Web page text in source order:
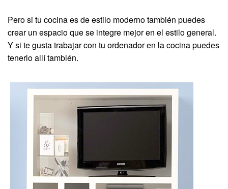
Pero si tu cocina es de estilo moderno también puedes
crear un espacio que se integre mejor en el estilo general.
Y si te gusta trabajar con tu ordenador en la cocina puedes
tenerlo allí también.